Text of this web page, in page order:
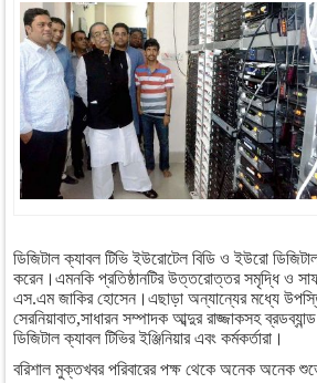
ডিজিটাল ক্যাবল টিভি ইউরোটেল বিডি ও ইউরো ডিজিটাল
করেন।এমনকি প্রতিষ্ঠানটির উত্তরোত্তর সমৃদ্ধি ও
এস.এম জাকির হোসেন।এছাড়া অন্যান্যের মধ্যে
সেরনিয়াবাত,সাধারন সম্পাদক আব্দুর রাজ্জাকসহ
ডিজিটাল ক্যাবল টিভির ইঞ্জিনিয়ার এবং কর্মকর্তারা।
বরিশাল মুক্তখবর পরিবারের পক্ষ থেকে অনেক অনেক